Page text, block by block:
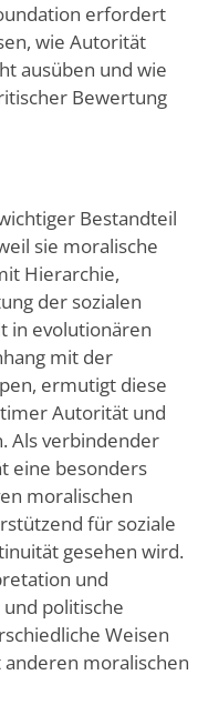
erfordert
wie Autorität
ausüben und wie
Bewertung
Bestandteil
sie moralische
Hierarchie,
der sozialen
in evolutionären
mit der
ermutigt diese
Autorität und
Als verbindender
eine besonders
moralischen
für soziale
gesehen wird.
und
politische
Weisen
moralischen